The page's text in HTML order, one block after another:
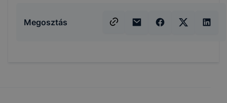
Megosztás